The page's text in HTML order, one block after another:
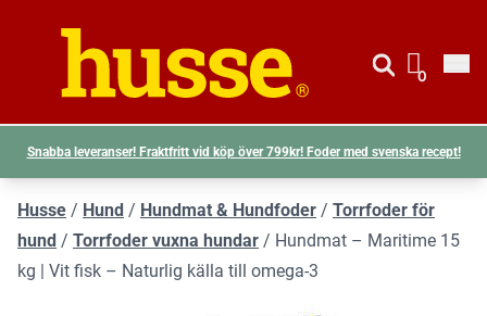
Husse logotyp
Gå till
Visa
0
Snabba leveranser! Fraktfritt vid köp över 799kr! Foder med svenska recept!
Husse / Hund / Hundmat & Hundfoder / Torrfoder för
hund / Torrfoder vuxna hundar / Hundmat – Maritime 15
kg | Vit fisk – Naturlig källa till omega-3